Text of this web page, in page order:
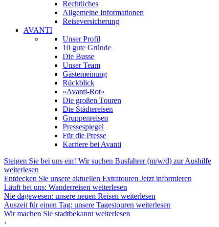
Rechtliches
Allgemeine Informationen
Reiseversicherung
AVANTI
Unser Profil
10 gute Gründe
Die Busse
Unser Team
Gästemeinung
Rückblick
»Avanti-Rot«
Die großen Touren
Die Städtereisen
Gruppenreisen
Pressespiegel
Für die Presse
Karriere bei Avanti
Steigen Sie bei uns ein! Wir suchen Busfahrer (m/w/d) zur Aushilfe
weiterlesen
Entdecken Sie unsere aktuellen Extratouren Jetzt informieren
Läuft bei uns: Wanderreisen weiterlesen
Nie dagewesen: unsere neuen Reisen weiterlesen
Auszeit für einen Tag: unsere Tagestouren weiterlesen
Wir machen Sie stadtbekannt weiterlesen
›